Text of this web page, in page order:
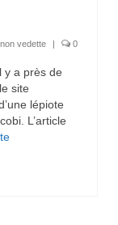
vedette 0
y a près de
site
lépiote
L’article